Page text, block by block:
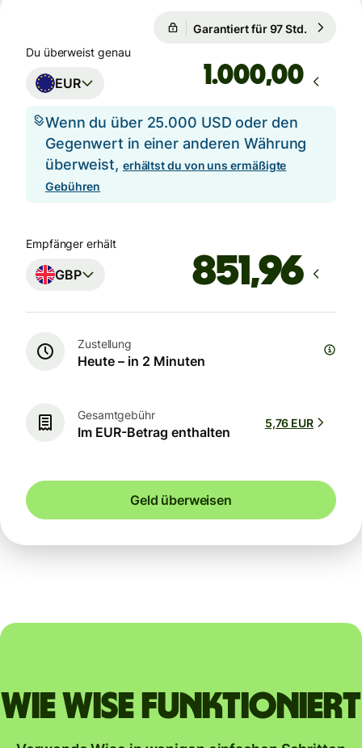
Garantiert für 97 Std.
Du überweist genau
EUR ,00
Wenn du über 25.000 USD oder den
Gegenwert in einer anderen Währung
überweist, erhältst du von uns ermäßigte
Gebühren
Empfänger erhält
GBP
Zustellung
Heute – in 2 Minuten
Gesamtgebühr
Im EUR-Betrag enthalten
5,76 EUR
Geld überweisen
Wie Wise funktioniert